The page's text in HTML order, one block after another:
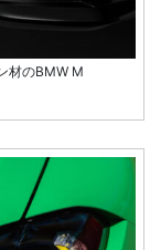
材のBMW M